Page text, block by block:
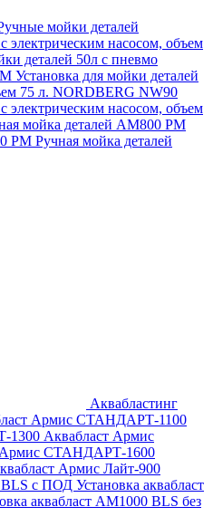
мойки деталей
электрическим насосом, объем
деталей 50л с пневмо
Установка для мойки деталей
75 л. NORDBERG NW90
электрическим насосом, объем
мойка деталей АМ800 РМ
РМ Ручная мойка деталей
Аквабластинг
Армис СТАНДАРТ-1100
1300 Аквабласт Армис
Армис СТАНДАРТ-1600
Армис Лайт-900
BLS с ПОД Установка аквабласт
аквабласт AM1000 BLS без